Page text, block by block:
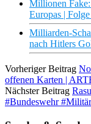
Millionen
Europas |
Milliarden-
nach Hitlers
Vorheriger Beitrag
offenen Karten |
Nächster Beitrag
#Bundeswehr #Militär